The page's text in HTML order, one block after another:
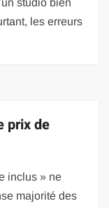
les erreurs
prix de
inclus » ne
majorité des